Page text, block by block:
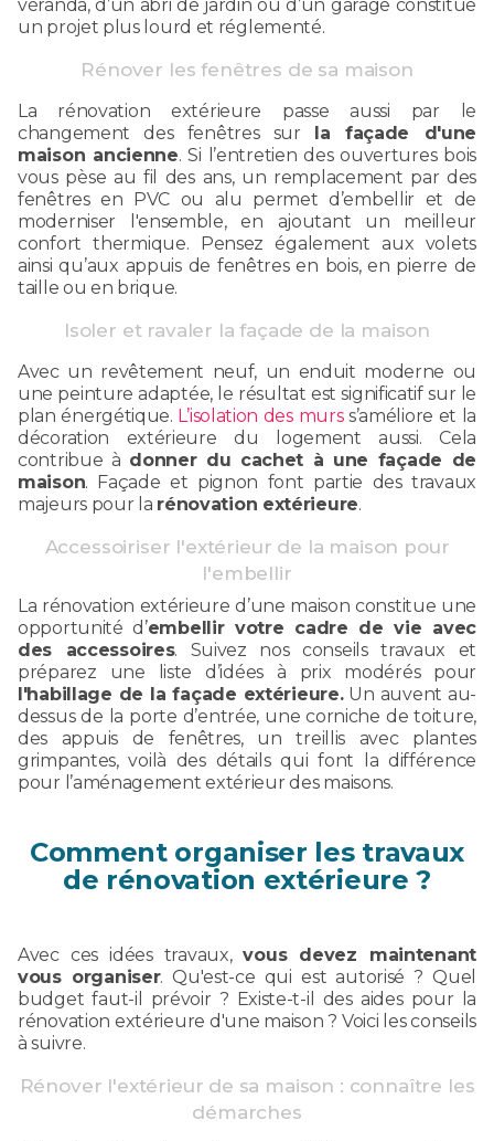
véranda, d’un abri de jardin ou d’un garage constitue
un projet plus lourd et réglementé.
Rénover les fenêtres de sa maison
La rénovation extérieure passe aussi par le
changement des fenêtres sur la façade d'une
maison ancienne. Si l’entretien des ouvertures bois
vous pèse au fil des ans, un remplacement par des
fenêtres en PVC ou alu permet d’embellir et de
moderniser l'ensemble, en ajoutant un meilleur
confort thermique. Pensez également aux volets
ainsi qu’aux appuis de fenêtres en bois, en pierre de
taille ou en brique.
Isoler et ravaler la façade de la maison
Avec un revêtement neuf, un enduit moderne ou
une peinture adaptée, le résultat est significatif sur le
plan énergétique. L’isolation des murss’améliore et la
décoration extérieure du logement aussi. Cela
contribue à donner du cachet à une façade de
maison. Façade et pignon font partie des travaux
majeurs pour la rénovation extérieure.
Accessoiriser l'extérieur de la maison pour
l'embellir
La rénovation extérieure d’une maison constitue une
opportunité d’embellir votre cadre de vie avec
des accessoires. Suivez nos conseils travaux et
préparez une liste d’idées à prix modérés pour
l'habillage de la façade extérieure.Un auvent au-
dessus de la porte d’entrée, une corniche de toiture,
des appuis de fenêtres, un treillis avec plantes
grimpantes, voilà des détails qui font la différence
pour l’aménagement extérieur des maisons.
Comment organiser les travaux
de rénovation extérieure ?
Avec ces idées travaux,vous devez maintenant
vous organiser. Qu'est-ce qui est autorisé ? Quel
budget faut-il prévoir ? Existe-t-il des aides pour la
rénovation extérieure d'une maison ? Voici les conseils
à suivre.
Rénover l'extérieur de sa maison : connaître les
démarches